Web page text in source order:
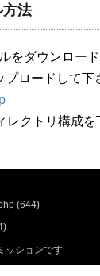
方法
をダウンロー
ロードして下
レクトリ構成
(644)
ッションです